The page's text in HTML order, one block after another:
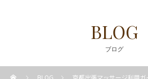
BLOG
ブログ
BLOG 京都出張マッサージ利用